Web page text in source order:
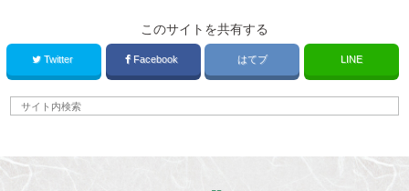
このサイトを共有する
Twitter Facebook はてブ LINE